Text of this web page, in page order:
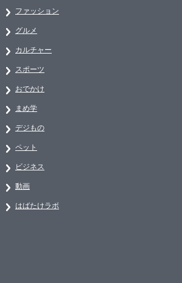
ファッション
グルメ
カルチャー
スポーツ
おでかけ
まめ学
デジもの
ペット
ビジネス
動画
はばたけラボ